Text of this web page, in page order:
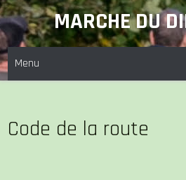
Skip
to
content
MARCHE DU
Menu
Code de la route